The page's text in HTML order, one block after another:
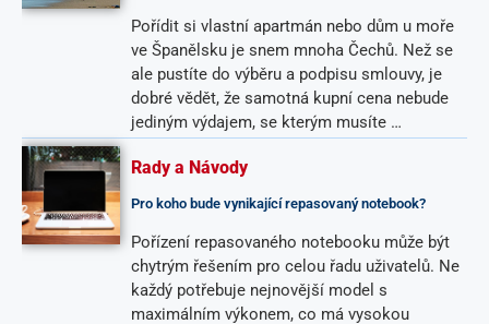
Pořídit si vlastní apartmán nebo dům u moře
ve Španělsku je snem mnoha Čechů. Než se
ale pustíte do výběru a podpisu smlouvy, je
dobré vědět, že samotná kupní cena nebude
jediným výdajem, se kterým musíte …
Rady a Návody
Pro koho bude vynikající repasovaný notebook?
Pořízení repasovaného notebooku může být
chytrým řešením pro celou řadu uživatelů. Ne
každý potřebuje nejnovější model s
maximálním výkonem, co má vysokou